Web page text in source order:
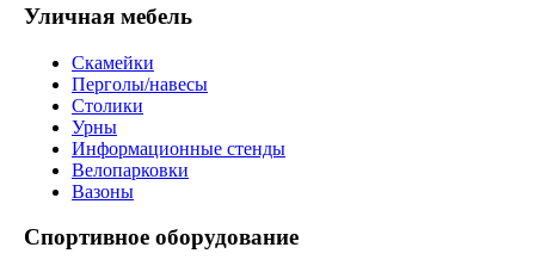
Уличная мебель
Скамейки
Перголы/навесы
Столики
Урны
Информационные стенды
Велопарковки
Вазоны
Спортивное оборудование